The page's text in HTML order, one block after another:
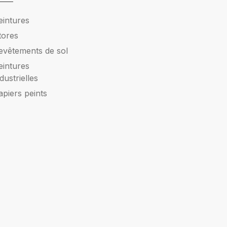
de sol
peints